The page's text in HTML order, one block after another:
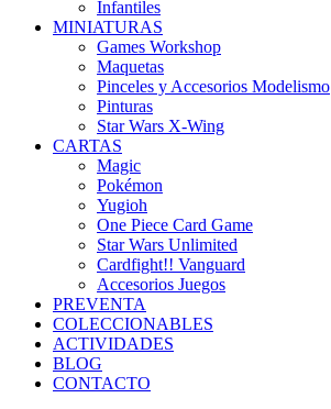
Infantiles
MINIATURAS
Games Workshop
Maquetas
Pinceles y Accesorios Modelismo
Pinturas
Star Wars X-Wing
CARTAS
Magic
Pokémon
Yugioh
One Piece Card Game
Star Wars Unlimited
Cardfight!! Vanguard
Accesorios Juegos
PREVENTA
COLECCIONABLES
ACTIVIDADES
BLOG
CONTACTO